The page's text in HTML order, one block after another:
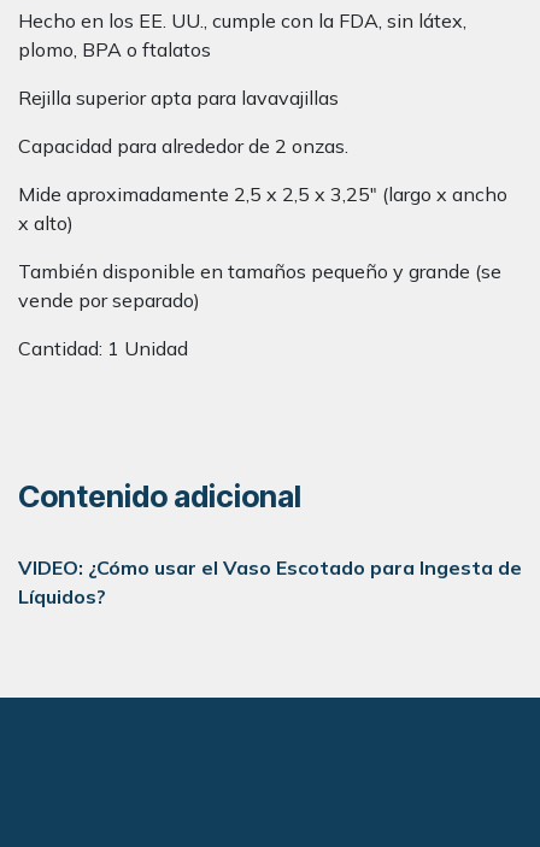
Hecho en los EE. UU., cumple con la FDA, sin látex,
plomo, BPA o ftalatos
Rejilla superior apta para lavavajillas
Capacidad para alrededor de 2 onzas.
Mide aproximadamente 2,5 x 2,5 x 3,25″ (largo x ancho
x alto)
También disponible en tamaños pequeño y grande (se
vende por separado)
Cantidad: 1 Unidad
Contenido adicional
VIDEO: ¿Cómo usar el Vaso Escotado para Ingesta de
Líquidos?